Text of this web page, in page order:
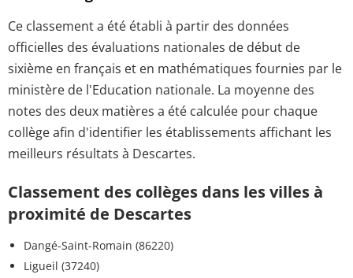
Ce classement a été établi à partir des données
officielles des évaluations nationales de début de
sixième en français et en mathématiques fournies par le
ministère de l'Education nationale. La moyenne des
notes des deux matières a été calculée pour chaque
collège afin d'identifier les établissements affichant les
meilleurs résultats à Descartes.
Classement des collèges dans les villes à
proximité de Descartes
Dangé-Saint-Romain (86220)
Ligueil (37240)